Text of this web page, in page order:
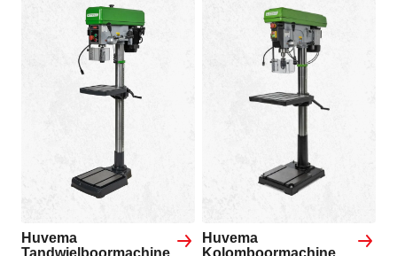
Huvema
Tandwielboormachine
Huvema
Kolomboormachine